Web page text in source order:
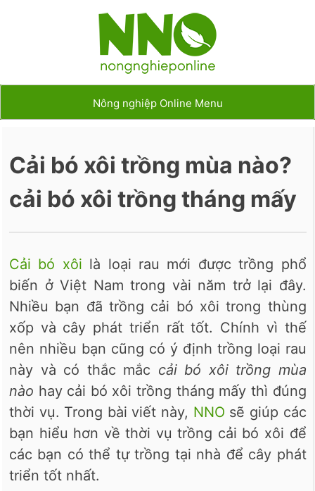
Nông nghiệp Online Menu
Cải bó xôi trồng mùa nào?
cải bó xôi trồng tháng mấy
Cải bó xôi là loại rau mới được trồng phổ
biến ở Việt Nam trong vài năm trở lại đây.
Nhiều bạn đã trồng cải bó xôi trong thùng
xốp và cây phát triển rất tốt. Chính vì thế
nên nhiều bạn cũng có ý định trồng loại rau
này và có thắc mắc cải bó xôi trồng mùa
nào hay cải bó xôi trồng tháng mấy thì đúng
thời vụ. Trong bài viết này, NNO sẽ giúp các
bạn hiểu hơn về thời vụ trồng cải bó xôi để
các bạn có thể tự trồng tại nhà để cây phát
triển tốt nhất.